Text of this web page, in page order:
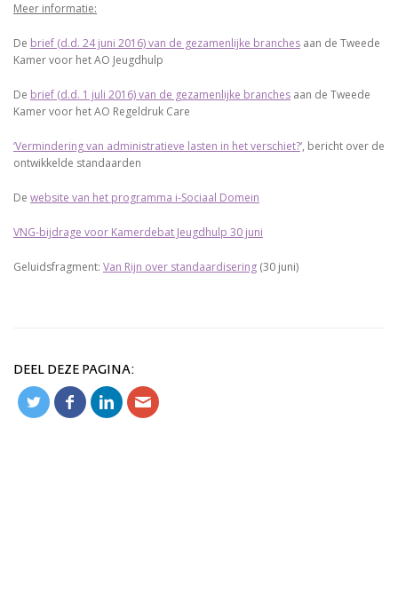
Meer informatie:
De brief (d.d. 24 juni 2016) van de gezamenlijke branches aan de Tweede
Kamer voor het AO Jeugdhulp
De brief (d.d. 1 juli 2016) van de gezamenlijke branches aan de Tweede
Kamer voor het AO Regeldruk Care
‘Vermindering van administratieve lasten in het verschiet?‘, bericht over de
ontwikkelde standaarden
De website van het programma i-Sociaal Domein
VNG-bijdrage voor Kamerdebat Jeugdhulp 30 juni
Geluidsfragment: Van Rijn over standaardisering (30 juni)
DEEL DEZE PAGINA: